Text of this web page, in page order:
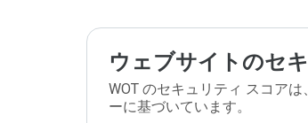
ウェブサイトのセ
WOT のセキュリティ スコア
ーに基づいています。